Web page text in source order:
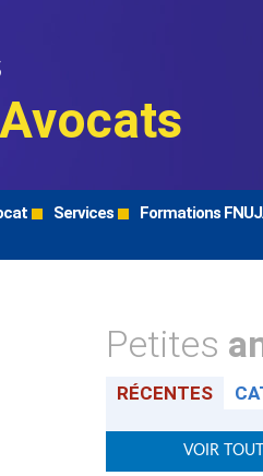
Services
Formations
Petites
RÉCENTES
VOIR